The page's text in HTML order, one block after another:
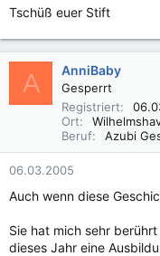
Tschüß euer Stift
A AnniBaby
Gesperrt
Registriert
Ort
Beruf
Azubi
06.03.2005
Auch wenn diese
Sie hat mich sehr
dieses Jahr eine